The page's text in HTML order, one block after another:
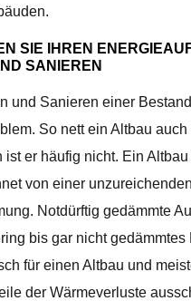
SIE IHREN
SANIEREN
und Sanieren einer
So nett ein Altbau auch
ist er häufig nicht. Ein
von einer unzureichenden
Notdürftig gedämmte
bis gar nicht gedämmtes
für einen Altbau und
der Wärmeverluste